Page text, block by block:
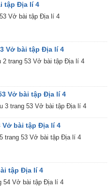
tập Địa lí 4
Vở bài tập Địa lí 4
Vở bài tập Địa lí 4
2 trang 53 Vở bài tập Địa lí 4
Vở bài tập Địa lí 4
3 trang 53 Vở bài tập Địa lí 4
Vở bài tập Địa lí 4
trang 53 Vở bài tập Địa lí 4
tập Địa lí 4
54 Vở bài tập Địa lí 4